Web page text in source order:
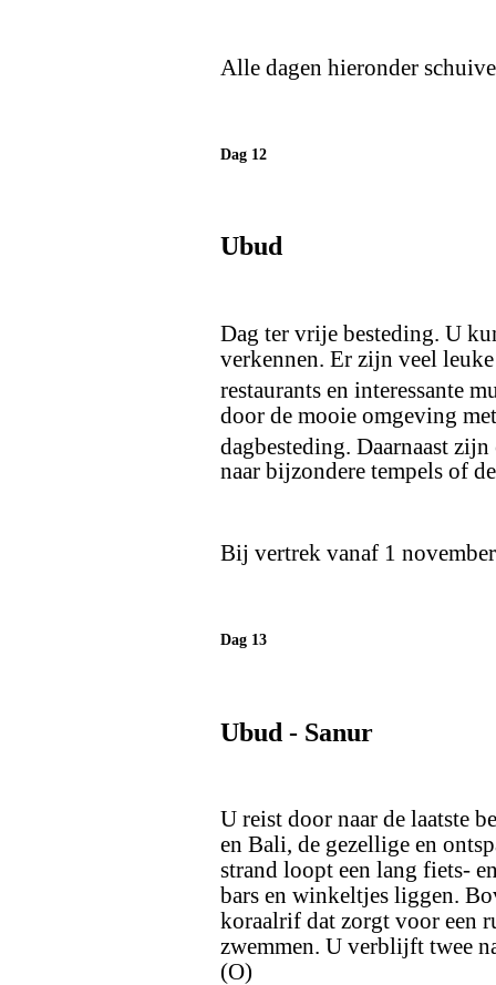
Alle dagen hieronder
Dag 12
Ubud
Dag ter vrije besteding. U
verkennen. Er zijn veel
restaurants en interessante
door de mooie omgeving
dagbesteding. Daarnaast
naar bijzondere tempels of
Bij vertrek vanaf 1
Dag 13
Ubud - Sanur
U reist door naar de laatste
en Bali, de gezellige en
strand loopt een lang fiets-
bars en winkeltjes liggen.
koraalrif dat zorgt voor een
zwemmen. U verblijft twee
(O)